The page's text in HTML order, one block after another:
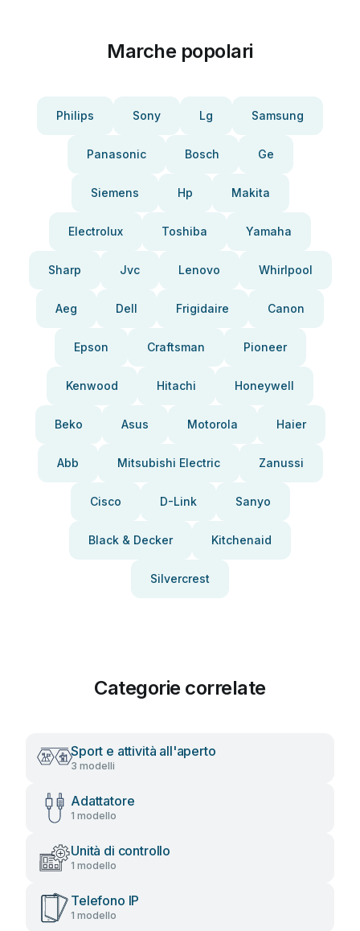
Marche popolari
Philips Sony Lg Samsung
Panasonic Bosch Ge
Siemens Hp Makita
Electrolux Toshiba Yamaha
Sharp Jvc Lenovo Whirlpool
Aeg Dell Frigidaire Canon
Epson Craftsman Pioneer
Kenwood Hitachi Honeywell
Beko Asus Motorola Haier
Abb Mitsubishi Electric Zanussi
Cisco D-Link Sanyo
Black & Decker Kitchenaid
Silvercrest
Categorie correlate
Sport e attività all'aperto
3 modelli
Adattatore
1 modello
Unità di controllo
1 modello
Telefono IP
1 modello